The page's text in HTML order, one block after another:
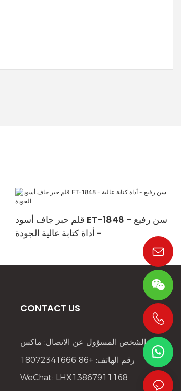
قلم حبر جاف أسود ET-1848 - سن رفيع
- أداة كتابة عالية الجودة
CONTACT US
الشخص المسؤول عن الاتصال: ماكس
رقم الهاتف: +86 18072341666
WeChat: LHX13867911168